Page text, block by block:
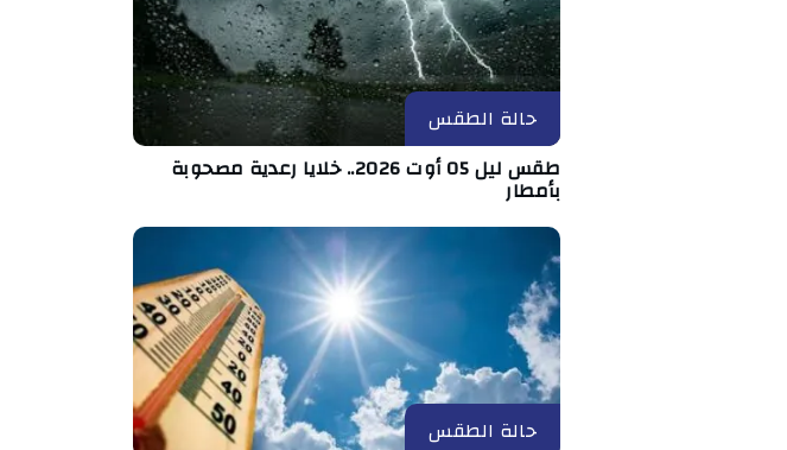
حالة الطقس
طقس ليل 05 أوت 2026.. خلايا رعدية مصحوبة
بأمطار
حالة الطقس